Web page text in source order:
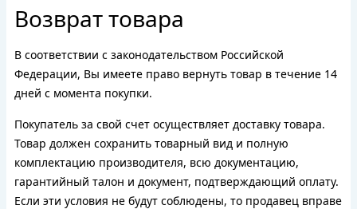
Возврат товара
В соответствии с законодательством Российской
Федерации, Вы имеете право вернуть товар в течение 14
дней с момента покупки.
Покупатель за свой счет осуществляет доставку товара.
Товар должен сохранить товарный вид и полную
комплектацию производителя, всю документацию,
гарантийный талон и документ, подтверждающий оплату.
Если эти условия не будут соблюдены, то продавец вправе